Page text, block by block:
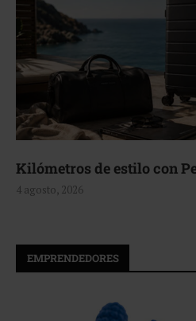
Kilómetros de estilo con
4 agosto, 2026
EMPRENDEDORES